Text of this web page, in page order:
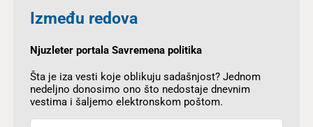
Između redova
Njuzleter portala Savremena politika
Šta je iza vesti koje oblikuju sadašnjost? Jednom
nedeljno donosimo ono što nedostaje dnevnim
vestima i šaljemo elektronskom poštom.